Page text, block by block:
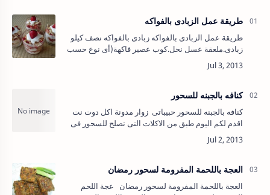
طريقة عمل الزبادى بالفواكه
طريقة عمل الزبادى بالفواكه زبادى بالفواكه نصف كيلو
زبادى.ملعقة عسل نحل.كوب عصير فاكهة(أى نوع حسب
الرغبة).فاكهة الموسم حسب الرغبة.بشر ليمون أو عصير
ليمون. …
كنافه بالجبنه للسحور
كنافه بالجبنه للسحور حبيباتى زوار مدونة اكل دوت نت
اقدم لكم اليوم طبق من الاكلات التى تصلح للسحور فى
رمضان وهو الكنافة بالجبنة المقادير المستخدمه لعم…
العجة باللحمة المفرومة لسحور رمضان
العجة باللحمة المفرومة لسحور رمضان عجة اللحم